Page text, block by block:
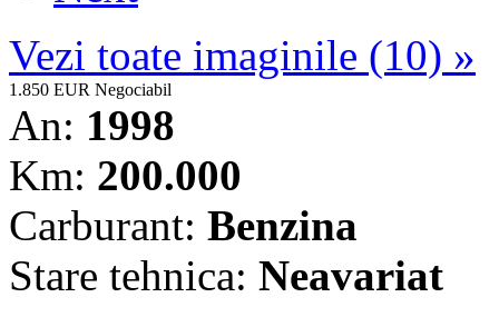
Vezi toate imaginile (10) »
1.850 EUR Negociabil
An: 1998
Km: 200.000
Carburant: Benzina
Stare tehnica: Neavariat